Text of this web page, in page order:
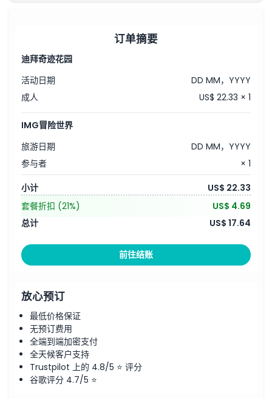
订单摘要
迪拜奇迹花园
活动日期
DD MM，YYYY
成人
US$ 22.33 × 1
IMG冒险世界
旅游日期
DD MM，YYYY
参与者
× 1
小计
US$ 22.33
套餐折扣 (21%)
US$ 4.69
总计
US$ 17.64
前往结账
放心预订
最低价格保证
无预订费用
全端到端加密支付
全天候客户支持
Trustpilot 上的 4.8/5 ⭐ 评分
谷歌评分 4.7/5 ⭐